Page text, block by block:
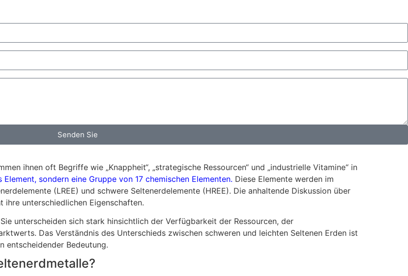
Senden Sie
ihnen oft Begriffe wie „Knappheit“, „strategische Ressourcen“ und „industrielle Vitamine“ in
sondern eine Gruppe von 17 chemischen Elementen. Diese Elemente werden im
(LREE) und schwere Seltenerdelemente (HREE). Die anhaltende Diskussion über
ihre unterschiedlichen Eigenschaften.
unterscheiden sich stark hinsichtlich der Verfügbarkeit der Ressourcen, der
Das Verständnis des Unterschieds zwischen schweren und leichten Seltenen Erden ist
entscheidender Bedeutung.